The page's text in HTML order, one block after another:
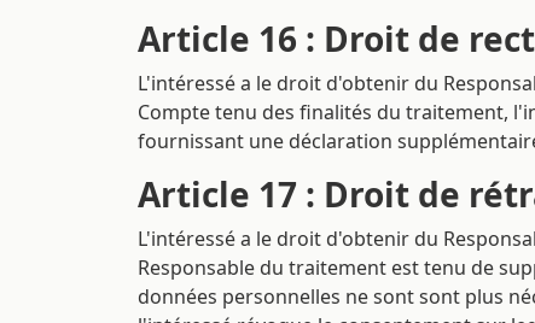
Article 16 : Droit de
L'intéressé a le droit d'obtenir du
Compte tenu des finalités du traitement,
fournissant une déclaration
Article 17 : Droit de
L'intéressé a le droit d'obtenir du
Responsable du traitement est tenu de
données personnelles ne sont sont plus